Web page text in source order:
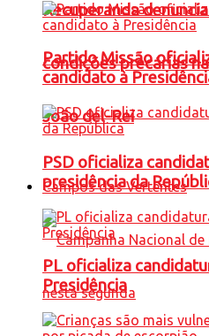
Recuperanda
condições precárias
João del-Rei
Campos das Vertentes
Partido Missão
candidato à
PSD oficializa
presidência da
PL oficializa
Presidência